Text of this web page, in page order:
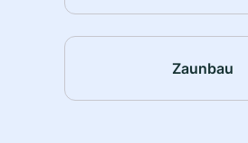
Zaunbau